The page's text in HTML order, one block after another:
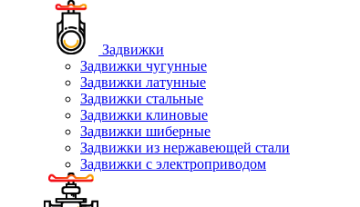
Задвижки
Задвижки чугунные
Задвижки латунные
Задвижки стальные
Задвижки клиновые
Задвижки шиберные
Задвижки из нержавеющей стали
Задвижки с электроприводом